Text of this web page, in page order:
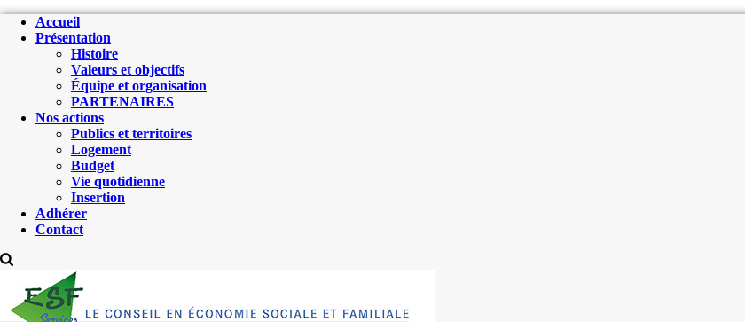
Accueil
Présentation
Histoire
Valeurs et objectifs
Équipe et organisation
PARTENAIRES
Nos actions
Publics et territoires
Logement
Budget
Vie quotidienne
Insertion
Adhérer
Contact